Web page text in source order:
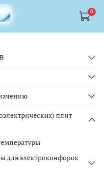
0
плит
для электроконфорок
siteinfo/?site=https://
siteinfo/?site=https://